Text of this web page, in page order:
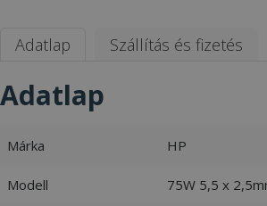
Adatlap Szállítás és fizetés
Adatlap
Márka HP
Modell 75W 5,5 x